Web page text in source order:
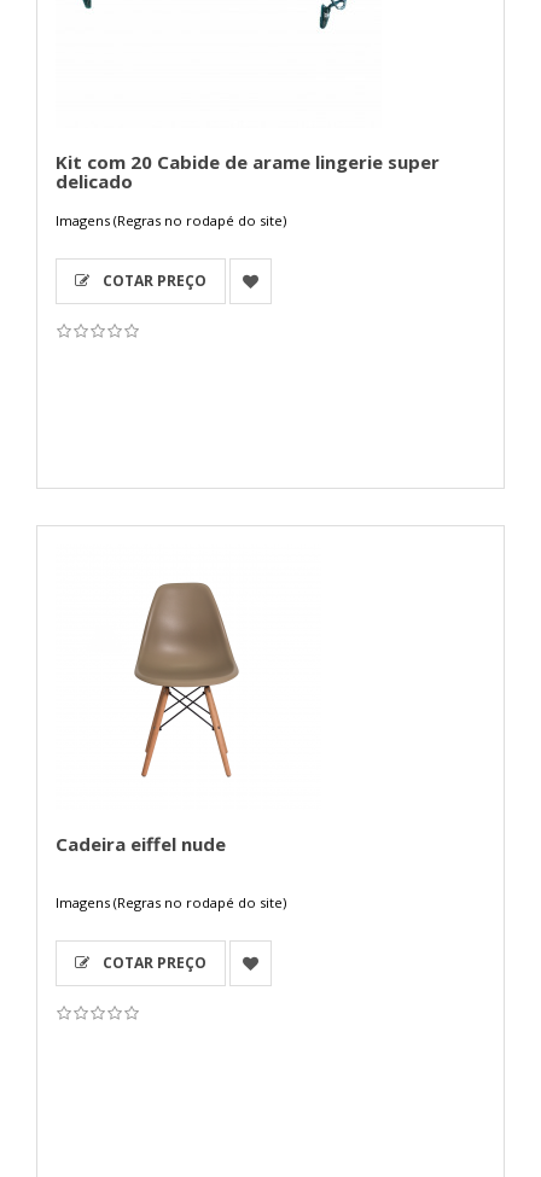
Kit com 20 Cabide de arame lingerie super
delicado
Imagens (Regras no rodapé do site)
COTAR PREÇO
Cadeira eiffel nude
Imagens (Regras no rodapé do site)
COTAR PREÇO